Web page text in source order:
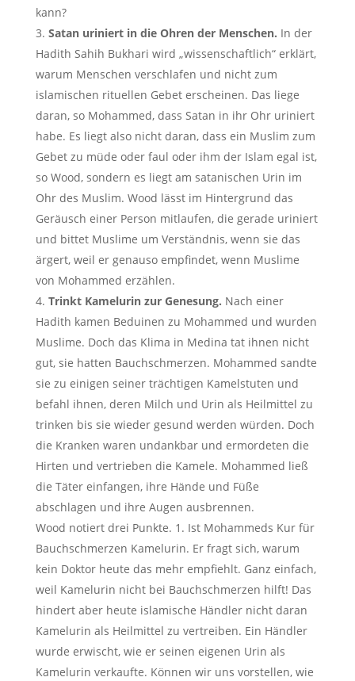
kann?
Satan uriniert in die Ohren der Menschen. In der
Hadith Sahih Bukhari wird „wissenschaftlich“ erklärt,
warum Menschen verschlafen und nicht zum
islamischen rituellen Gebet erscheinen. Das liege
daran, so Mohammed, dass Satan in ihr Ohr uriniert
habe. Es liegt also nicht daran, dass ein Muslim zum
Gebet zu müde oder faul oder ihm der Islam egal ist,
so Wood, sondern es liegt am satanischen Urin im
Ohr des Muslim. Wood lässt im Hintergrund das
Geräusch einer Person mitlaufen, die gerade uriniert
und bittet Muslime um Verständnis, wenn sie das
ärgert, weil er genauso empfindet, wenn Muslime
von Mohammed erzählen.
Trinkt Kamelurin zur Genesung. Nach einer
Hadith kamen Beduinen zu Mohammed und wurden
Muslime. Doch das Klima in Medina tat ihnen nicht
gut, sie hatten Bauchschmerzen. Mohammed sandte
sie zu einigen seiner trächtigen Kamelstuten und
befahl ihnen, deren Milch und Urin als Heilmittel zu
trinken bis sie wieder gesund werden würden. Doch
die Kranken waren undankbar und ermordeten die
Hirten und vertrieben die Kamele. Mohammed ließ
die Täter einfangen, ihre Hände und Füße
abschlagen und ihre Augen ausbrennen.
Wood notiert drei Punkte. 1. Ist Mohammeds Kur für
Bauchschmerzen Kamelurin. Er fragt sich, warum
kein Doktor heute das mehr empfiehlt. Ganz einfach,
weil Kamelurin nicht bei Bauchschmerzen hilft! Das
hindert aber heute islamische Händler nicht daran
Kamelurin als Heilmittel zu vertreiben. Ein Händler
wurde erwischt, wie er seinen eigenen Urin als
Kamelurin verkaufte. Können wir uns vorstellen, wie